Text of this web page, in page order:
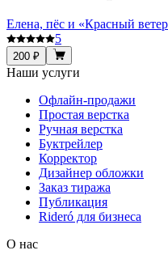
Елена, пёс и «Красный
5
200 ₽
Наши услуги
Офлайн-продажи
Простая верстка
Ручная верстка
Буктрейлер
Корректор
Дизайнер обложки
Заказ тиража
Публикация
Rideró для бизнеса
О нас